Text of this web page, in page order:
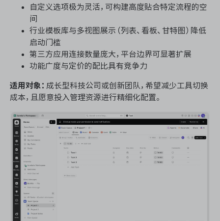
自定义选项极为灵活，可构建高度贴合特定流程的空
间
行业模板库与多视图展示（列表、看板、甘特图）降低
启动门槛
第三方应用连接数量庞大，平台边界可显著扩展
功能广度与定价的配比具有竞争力
适用对象： 成长型科技公司或创新团队，希望减少工具切换
成本，且愿意投入管理资源进行精细化配置。